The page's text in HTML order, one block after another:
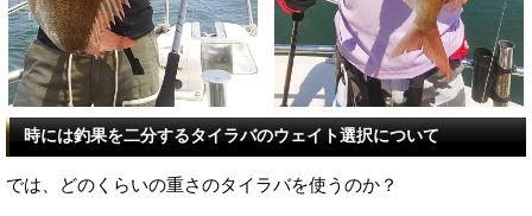
時には釣果を二分するタイラバのウェイト選択について
では、どのくらいの重さのタイラバを使うのか？